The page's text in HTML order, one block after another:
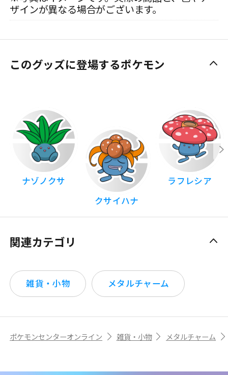
ザインが異なる場合がございます。
このグッズに登場するポケモン
ナゾノクサ
クサイハナ
ラフレシア
関連カテゴリ
雑貨・小物 メタルチャーム
ポケモンセンターオンライン 雑貨・小物 メタルチャーム